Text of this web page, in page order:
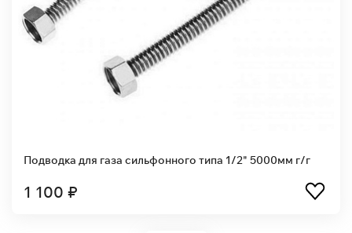
Подводка для газа сильфонного типа 1/2" 5000мм г/г
1 100 ₽